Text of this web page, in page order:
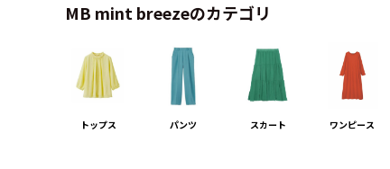
MB mint breezeのカテゴリ
トップス パンツ スカート ワンピース